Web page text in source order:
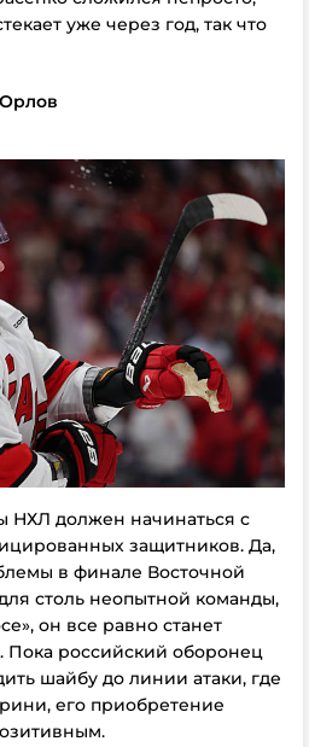
уже через год, так что
НХЛ должен начинаться с
защитников. Да,
в финале Восточной
столь неопытной команды,
он все равно станет
российский оборонец
шайбу до линии атаки, где
его приобретение